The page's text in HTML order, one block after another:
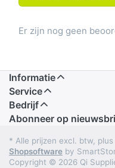
Er zijn nog geen
Informatie
Service
Bedrijf
Abonneer op
* Alle prijzen excl. btw,
Shopsoftware by
Copyright © 2026 Qi